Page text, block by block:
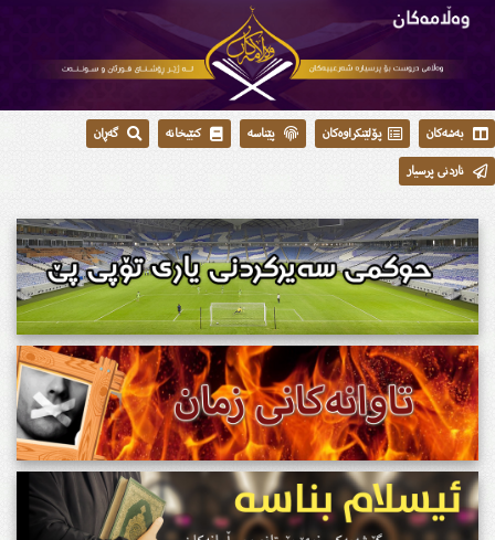
بەشەکان پۆلێنکراوەکان پێناسە کتێبخانە
گەڕان
ناردنی پرسیار